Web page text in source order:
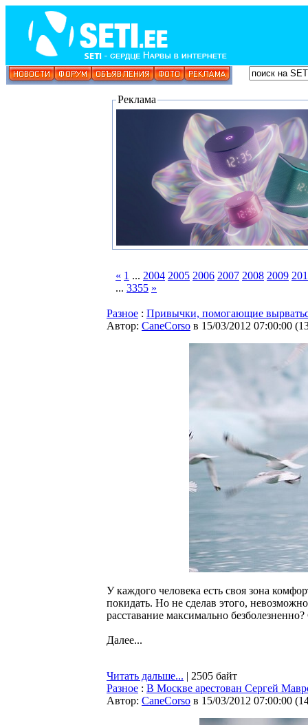
Реклама
« 1 ... 2004 2005 2006 2007 2008 2009
... 3355 »
Разное : Привычки, помогающие
Автор: CaneCorso в 15/03/2012 07:00:00 (
У каждого человека есть своя зона
покидать. Но не сделав этого,
расставание максимально
Далее...
Читать дальше... | 2505 байт
Разное : В Москве арестован Сергей
Автор: CaneCorso в 15/03/2012 07:00:00 (